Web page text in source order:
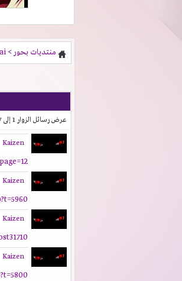
منتديات بحور >
عرض رسائل الزوار 1 إلى
Kaizen
Kaizen
Kaizen
Kaizen